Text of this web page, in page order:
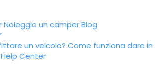
Noleggio un camperBlog
un veicolo? Come funziona dare in
Help Center